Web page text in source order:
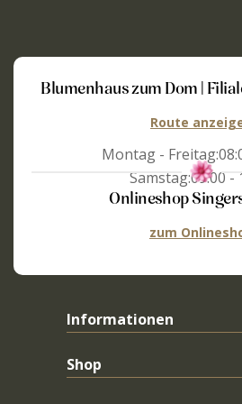
Blumenhaus zum Dom |
Route
Montag - Freitag:
Samstag:09:00 -
Onlineshop
zum
Informationen
Shop